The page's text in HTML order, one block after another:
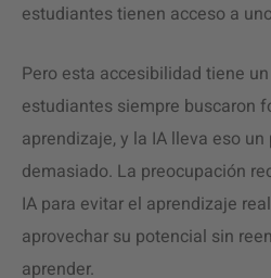
estudiantes tienen acceso a
Pero esta accesibilidad tiene
estudiantes siempre buscaron
aprendizaje, y la IA lleva eso
demasiado. La preocupación
IA para evitar el aprendizaje
aprovechar su potencial sin
aprender.